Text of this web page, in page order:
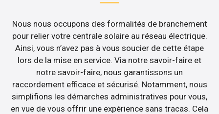
Nous nous occupons des formalités de branchement
pour relier votre centrale solaire au réseau électrique.
Ainsi, vous n’avez pas à vous soucier de cette étape
lors de la mise en service. Via notre savoir-faire et
notre savoir-faire, nous garantissons un
raccordement efficace et sécurisé. Notamment, nous
simplifions les démarches administratives pour vous,
en vue de vous offrir une expérience sans tracas. Cela